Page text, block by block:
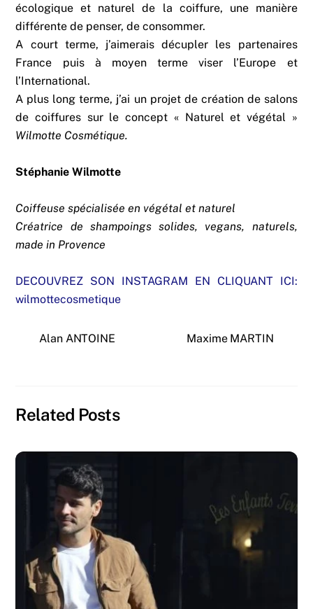
écologique et naturel de la coiffure, une manière
différente de penser, de consommer.
A court terme, j’aimerais décupler les partenaires
France puis à moyen terme viser l’Europe et
l’International.
A plus long terme, j’ai un projet de création de salons
de coiffures sur le concept « Naturel et végétal »
Wilmotte Cosmétique.
Stéphanie Wilmotte
Coiffeuse spécialisée en végétal et naturel
Créatrice de shampoings solides, vegans, naturels,
made in Provence
DECOUVREZ SON INSTAGRAM EN CLIQUANT ICI:
wilmottecosmetique
Alan ANTOINE Maxime MARTIN
Related Posts